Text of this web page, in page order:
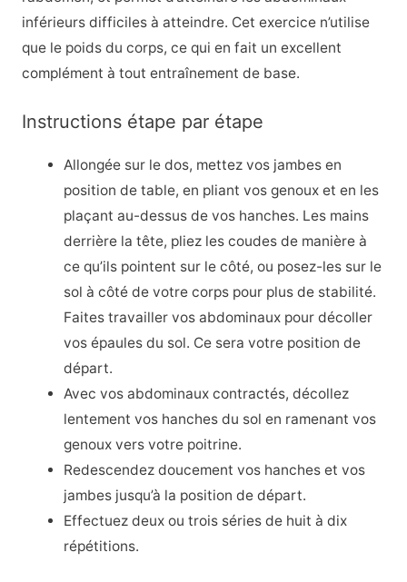
inférieurs difficiles à atteindre. Cet exercice n’utilise
que le poids du corps, ce qui en fait un excellent
complément à tout entraînement de base.
Instructions étape par étape
Allongée sur le dos, mettez vos jambes en
position de table, en pliant vos genoux et en les
plaçant au-dessus de vos hanches. Les mains
derrière la tête, pliez les coudes de manière à
ce qu’ils pointent sur le côté, ou posez-les sur le
sol à côté de votre corps pour plus de stabilité.
Faites travailler vos abdominaux pour décoller
vos épaules du sol. Ce sera votre position de
départ.
Avec vos abdominaux contractés, décollez
lentement vos hanches du sol en ramenant vos
genoux vers votre poitrine.
Redescendez doucement vos hanches et vos
jambes jusqu’à la position de départ.
Effectuez deux ou trois séries de huit à dix
répétitions.